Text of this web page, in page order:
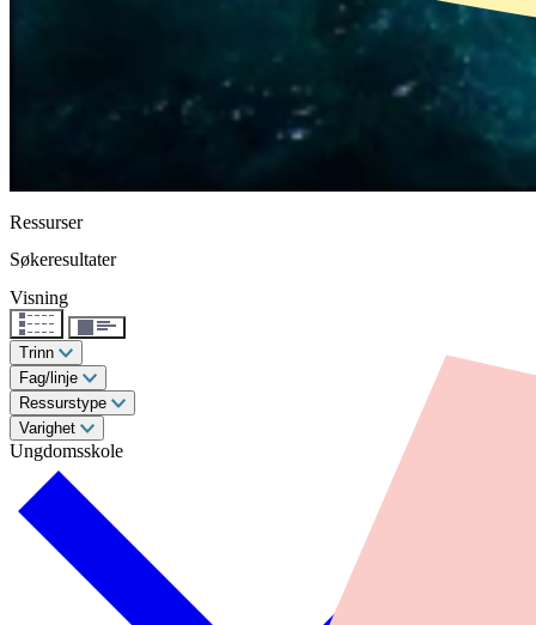
Ressurser
Søkeresultater
Visning
Trinn
Fag/linje
Ressurstype
Varighet
Ungdomsskole